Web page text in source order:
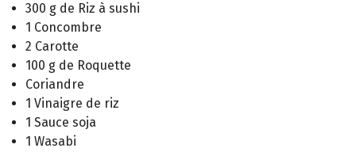
300 g de Riz à sushi
1 Concombre
2 Carotte
100 g de Roquette
Coriandre
1 Vinaigre de riz
1 Sauce soja
1 Wasabi